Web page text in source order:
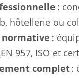
:
hôtellerie ou
:
957, ISO et
complet: